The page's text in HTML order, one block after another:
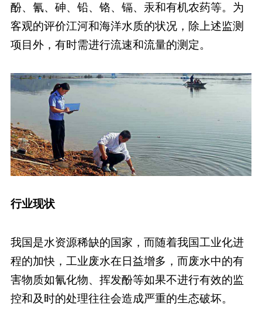
酚、氰、砷、铅、铬、镉、汞和有机农药等。为
客观的评价江河和海洋水质的状况，除上述监测
项目外，有时需进行流速和流量的测定。
行业现状
我国是水资源稀缺的国家，而随着我国工业化进
程的加快，工业废水在日益增多，而废水中的有
害物质如氰化物、挥发酚等如果不进行有效的监
控和及时的处理往往会造成严重的生态破坏。